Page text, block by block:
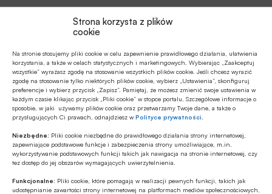
Strona korzysta z plików
cookie
Na stronie stosujemy pliki cookie w celu zapewnienie prawidłowego działania, ułatwienia
korzystania, a także w celach statystycznych i marketingowych. Wybierając „Zaakceptuj
wszystkie” wyrażasz zgodę na stosowanie wszystkich plików cookie. Jeśli chcesz wyrazić
zgodę na stosowanie tylko niektórych plików cookie, wybierz „Ustawienia”, skonfiguruj
preferencje i wybierz przycisk „Zapisz”. Pamiętaj, że możesz zmienić swoje ustawienia w
każdym czasie klikając przycisk „Pliki cookie” w stopce portalu. Szczegółowe informacje o
sposobie, w jaki używamy plików cookie oraz przetwarzamy Twoje dane, a także o
przysługujących Ci prawach, odnajdziesz wPolityce prywatności
Niezbędne: Pliki cookie niezbędne do prawidłowego działania strony internetowej,
zapewniające podstawowe funkcje i zabezpieczenia strony umożliwiające, m.in.
wykorzystywanie podstawowych funkcji takich jak nawigacja na stronie internetowej, czy
tez dostęp do jej obszarów wymagających uwierzytelnienia.
Funkcjonalne: Pliki cookie, które pomagają w realizacji pewnych funkcji, takich jak
udostępnianie zawartości strony internetowej na platformach mediów społecznościowych,
ISBnews.TV
Polecamy
MULTIMEDIA
Banki mogą bezpośrednio finansować